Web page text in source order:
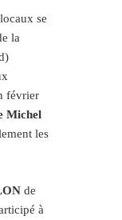
se
la
février
Michel
les
de
à